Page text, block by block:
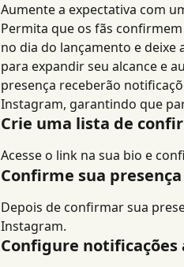
Aumente a expectativa com
Permita que os fãs
no dia do lançamento e deixe
para expandir seu alcance e
presença receberão
Instagram, garantindo que
Crie uma lista de
Acesse o link na sua bio e
Confirme sua
Depois de confirmar sua
Instagram.
Configure